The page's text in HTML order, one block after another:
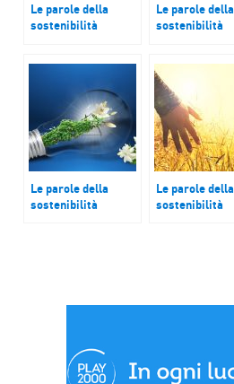
Le parole della
sostenibilità
Le parole della
sostenibilità
Le parole della
sostenibilità
Le parole della
sostenibilità